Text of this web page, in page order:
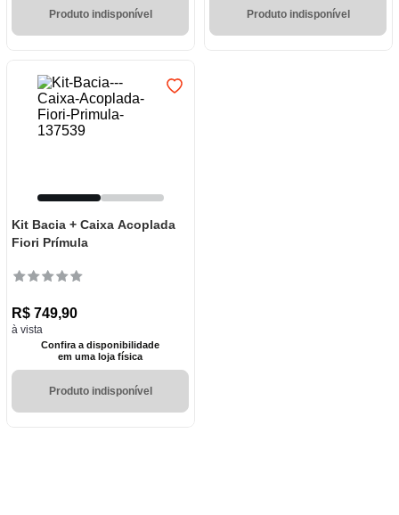
Produto indisponível Produto indisponível
Kit Bacia + Caixa Acoplada
Fiori Prímula
R$ 749,90
à vista
Confira a disponibilidade
em uma loja física
Produto indisponível